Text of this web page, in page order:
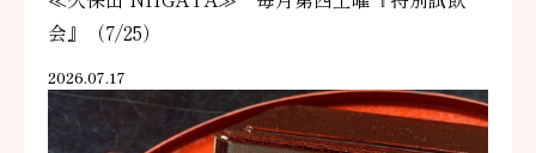
会』（7/25）
2026.07.17